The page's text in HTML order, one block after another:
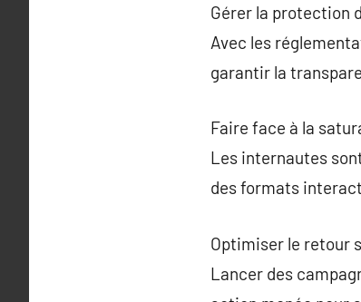
Gérer la protection
Avec les
garantir la
Faire face à la
Les internautes
des formats
Optimiser le retour
Lancer des